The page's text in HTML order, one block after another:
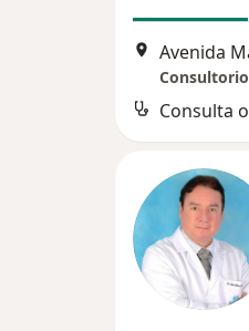
Avenida
Consulta